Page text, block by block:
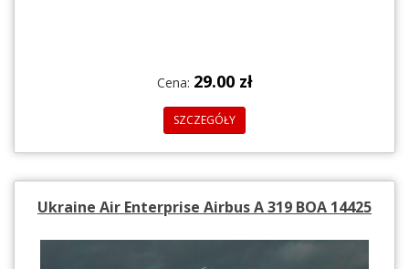
Cena: 29.00 zł
SZCZEGÓŁY
Ukraine Air Enterprise Airbus A 319 BOA 14425